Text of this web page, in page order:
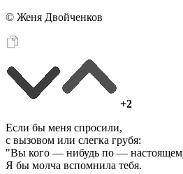
© Женя Двойченков
+2
Если бы меня спросили,
с вызовом или слегка грубя:
"Вы кого — нибудь по —
Я бы молча вспомнила тебя.